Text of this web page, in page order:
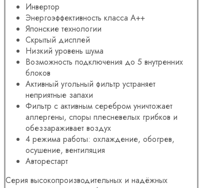
Инвертор
Энергоэффективность класса А++
Японские технологии
Скрытый дисплей
Низкий уровень шума
Возможность подключения до 5 внутренних
блоков
Активный угольный фильтр устраняет
неприятные запахи
Фильтр с активным серебром уничтожает
аллергены, споры плесневелых грибков и
обеззараживает воздух
4 режима работы: охлаждение, обогрев,
осушение, вентиляция
Авторестарт
Серия высокопроизводительных и надёжных